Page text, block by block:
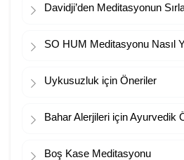
Davidji’den Meditasyonun
SO HUM Meditasyonu Nasıl
Uykusuzluk için Öneriler
Bahar Alerjileri için Ayurvedik
Boş Kase Meditasyonu